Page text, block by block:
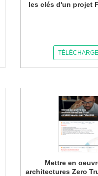
les clés d'un projet
Mettre en
architectures Zero